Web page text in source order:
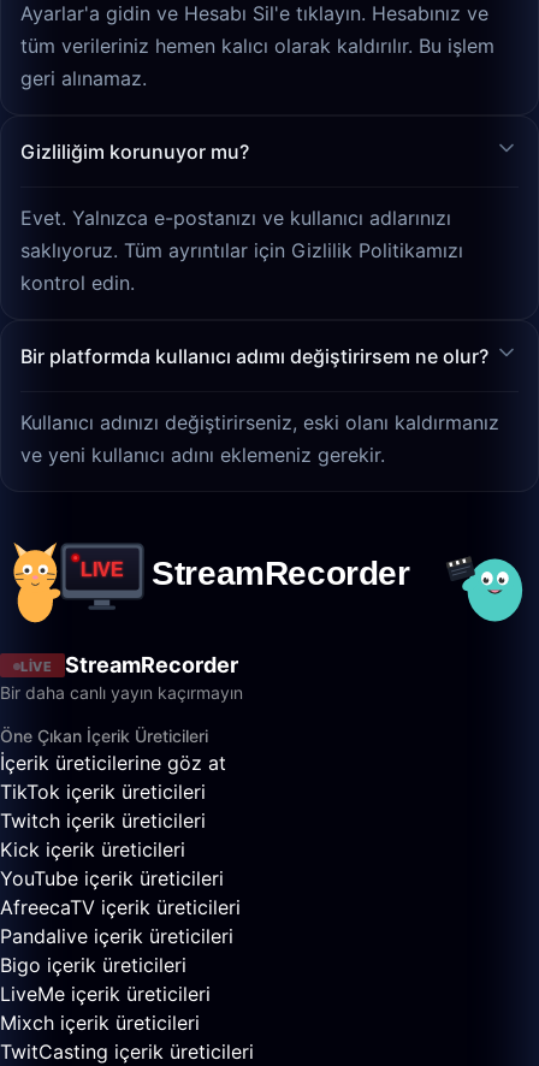
Ayarlar'a gidin ve Hesabı Sil'e tıklayın. Hesabınız ve
tüm verileriniz hemen kalıcı olarak kaldırılır. Bu işlem
geri alınamaz.
Gizliliğim korunuyor mu?
Evet. Yalnızca e-postanızı ve kullanıcı adlarınızı
saklıyoruz. Tüm ayrıntılar için Gizlilik Politikamızı
kontrol edin.
Bir platformda kullanıcı adımı değiştirirsem ne olur?
Kullanıcı adınızı değiştirirseniz, eski olanı kaldırmanız
ve yeni kullanıcı adını eklemeniz gerekir.
LIVE StreamRecorder
Bir daha canlı yayın kaçırmayın
Öne Çıkan İçerik Üreticileri
İçerik üreticilerine göz at
TikTok içerik üreticileri
Twitch içerik üreticileri
Kick içerik üreticileri
YouTube içerik üreticileri
AfreecaTV içerik üreticileri
Pandalive içerik üreticileri
Bigo içerik üreticileri
LiveMe içerik üreticileri
Mixch içerik üreticileri
TwitCasting içerik üreticileri